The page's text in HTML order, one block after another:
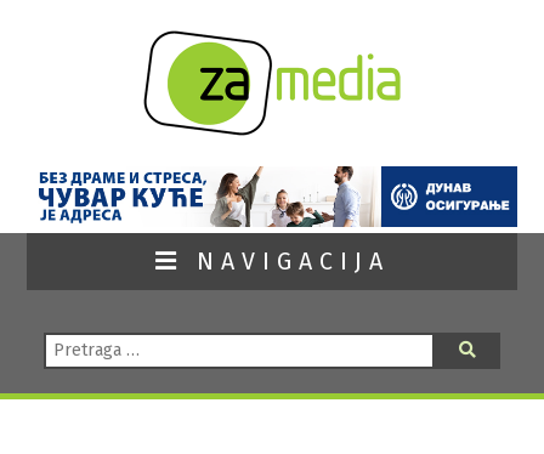
NAVIGACIJA
Pretraga: